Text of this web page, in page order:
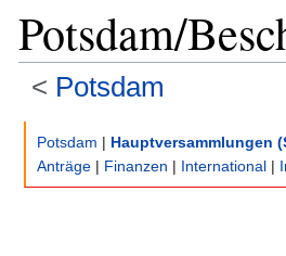
Potsdam/
< Potsdam
springen
springen
Potsdam | Hauptversammlungen
Anträge | Finanzen | International |